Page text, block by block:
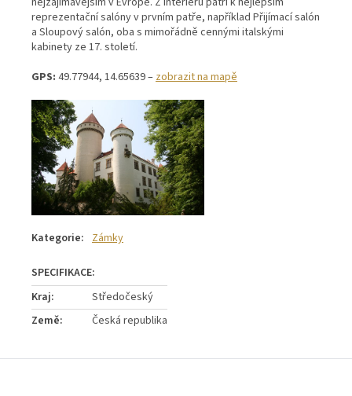
reprezentační salóny v prvním patře, například Přijímací salón
a Sloupový salón, oba s mimořádně cennými italskými
kabinety ze 17. století.
GPS: 49.77944, 14.65639 –zobrazit na mapě
Kategorie: Zámky
Kraj:
Středočeský
Země: Česká republika